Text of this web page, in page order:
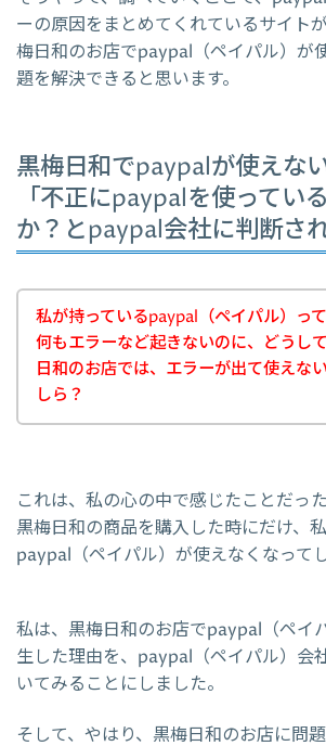
ーの原因をまとめてくれているサイト
梅日和のお店でpaypal（ペイパル）が
題を解決できると思います。
黒梅日和でpaypalが使えない
「不正にpaypalを使ってい
か？とpaypal会社に判断され
私が持っているpaypal（ペイパル）っ
何もエラーなど起きないのに、どうし
日和のお店では、エラーが出て使えな
しら？
これは、私の心の中で感じたことだっ
黒梅日和の商品を購入した時にだけ、
paypal（ペイパル）が使えなくなってし
私は、黒梅日和のお店でpaypal（ペイ
生した理由を、paypal（ペイパル）会
いてみることにしました。
そして、やはり、黒梅日和のお店に問